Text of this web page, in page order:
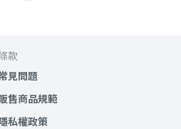
款
見問題
售商品規範
私權政策